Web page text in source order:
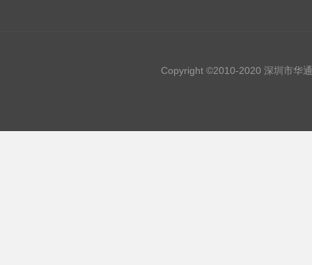
Copyright ©2010-2020 深圳市华